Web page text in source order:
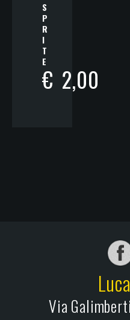
S
P
R
I
T
E
€ 2,00
Via